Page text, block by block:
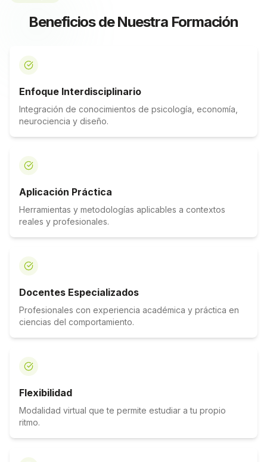
Beneficios de Nuestra Formación
Enfoque Interdisciplinario
Integración de conocimientos de psicología, economía,
neurociencia y diseño.
Aplicación Práctica
Herramientas y metodologías aplicables a contextos
reales y profesionales.
Docentes Especializados
Profesionales con experiencia académica y práctica en
ciencias del comportamiento.
Flexibilidad
Modalidad virtual que te permite estudiar a tu propio
ritmo.